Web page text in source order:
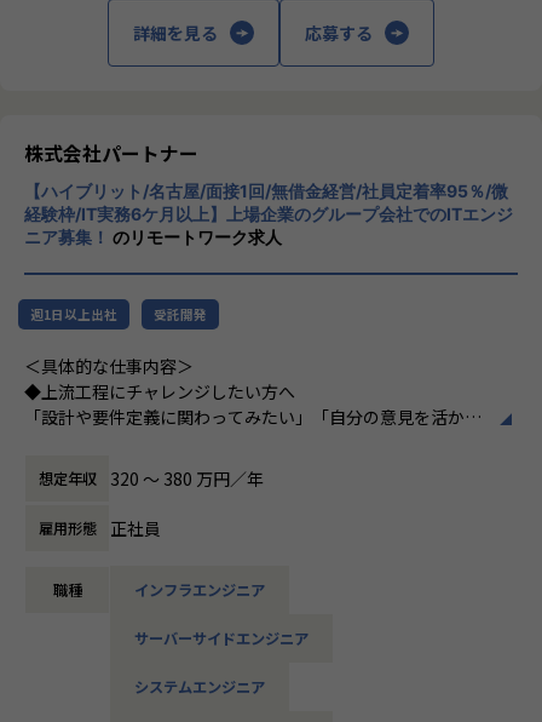
95％（2024年8月時点／1年以内）
y／Vue／AWS）
・自社ECサイトの新規立ち上げ（要件定義～運用／TypeScr
ipt、GCP）
・大手メーカー向け製造システムの業務改善プロジェクト
▼インフラ系
・アプリ向けサーバ設計構築（Docker／Azure）
・大手クライアント向け仮想環境移行・導入（Windows／A
ctive Directory）
＜安心のサポート体制＞
・教育担当が1on1でフォロー
└配属先はチーム＋教育係体制で、すぐ相談できる環境を整
└入社直後は毎月、その後は隔月で面談。業務・人間関係・
詳細を見る 応募する
株式会社パートナー
【ハイブリット/名古屋/面接1回/無借金経営/社員定着率95％/微
経験枠/IT実務6ケ月以上】上場企業のグループ会社でのITエンジ
ニア募集！ のリモートワーク求人
週1日以上出社 受託開発
＜具体的な仕事内容＞
◆上流工程にチャレンジしたい方へ
「設計や要件定義に関わってみたい」「自分の意見を活かせ
そんな方には700社以上の中からスキルや希望に合う案件を
ご紹介しています。
たとえば、ヨガ配信アプリやECサイトの新規開発、クラウド
設計など、上流フェーズから関われる案件も豊富です。ま
ひとりで悩まず、安心して挑戦できます。
◆落ち着いた環境で、長く働きたい方へ
OKの案件も多く、週2～3日出社が基本。残業は月9時間ほど
想定年収 320 〜 380 万円／年
雇用形態 正社員
職種 インフラエンジニア
サーバーサイドエンジニア
システムエンジニア